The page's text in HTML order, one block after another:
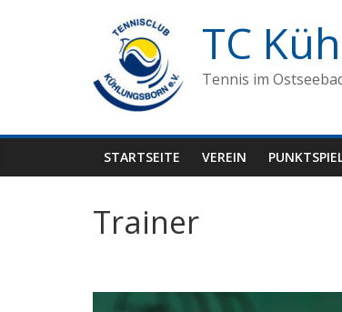
TC
Tennis im
STARTSEITE VEREIN
Trainer